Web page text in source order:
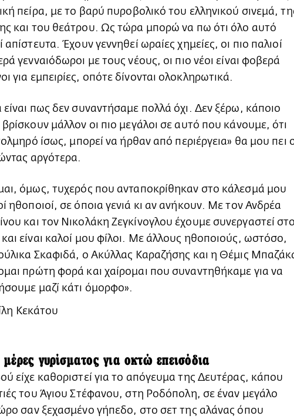
πείρα, με το βαρύ πυροβολικό του ελληνικού σινεμά,
και του θεάτρου. Ως τώρα μπορώ να πω ότι όλο αυτό
απίστευτα. Έχουν γεννηθεί ωραίες χημείες, οι πιο παλιοί
γενναιόδωροι με τους νέους, οι πιο νέοι είναι φοβερά
για εμπειρίες, οπότε δίνονται ολοκληρωτικά.
είναι πως δεν συναντήσαμε πολλά όχι. Δεν ξέρω, κάποιο
μάλλον οι πιο μεγάλοι σε αυτό που κάνουμε, ότι
ίσως, μπορεί να ήρθαν από περιέργεια» θα μου πει
αργότερα.
όμως, τυχερός που ανταποκρίθηκαν στο κάλεσμά μου
ηθοποιοί, σε όποια γενιά κι αν ανήκουν. Με τον Ανδρέα
και τον Νικολάκη Ζεγκίνογλου έχουμε συνεργαστεί στο
είναι καλοί μου φίλοι. Με άλλους ηθοποιούς, ωστόσο,
Σκαφιδά, ο Ακύλλας Καραζήσης και η Θέμις
πρώτη φορά και χαίρομαι που συναντηθήκαμε για να
μαζί κάτι όμορφο».
μέρες γυρίσματος για οκτώ επεισόδια
είχε καθοριστεί για το απόγευμα της Δευτέρας, κάπου
του Άγιου Στέφανου, στη Ροδόπολη, σε έναν μεγάλο
σαν ξεχασμένο γήπεδο, στο σετ της αλάνας όπου